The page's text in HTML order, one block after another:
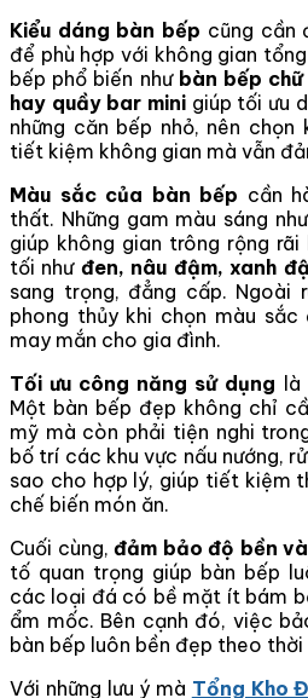
Kiểu dáng bàn bếp cũng cần
để phù hợp với không gian
bếp phổ biến như bàn bếp
hay quầy bar mini giúp tối ưu
những căn bếp nhỏ, nên chọn
tiết kiệm không gian mà vẫn
Màu sắc của bàn bếp cần
thất. Những gam màu sáng như
giúp không gian trông rộng
tối như đen, nâu đậm, xanh
sang trọng, đẳng cấp.
phong thủy khi chọn màu
may mắn cho gia đình.
Tối ưu công năng sử dụng là
Một bàn bếp đẹp không chỉ
mỹ mà còn phải tiện nghi
bố trí các khu vực nấu nướng,
sao cho hợp lý, giúp tiết kiệm
chế biến món ăn.
Cuối cùng, đảm bảo độ bền
tố quan trọng giúp bàn bếp
các loại đá có bề mặt ít bám
ẩm mốc. Bên cạnh đó, việc
bàn bếp luôn bền đẹp theo thời
Với những lưu ý mà Tổng Kho